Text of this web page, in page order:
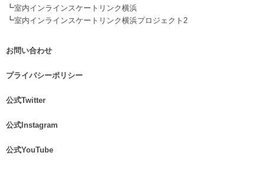
┗室内インラインスケートリンク横浜
┗室内インラインスケートリンク横浜プロジェクト2
お問い合わせ
プライバシーポリシー
公式Twitter
公式Instagram
公式YouTube